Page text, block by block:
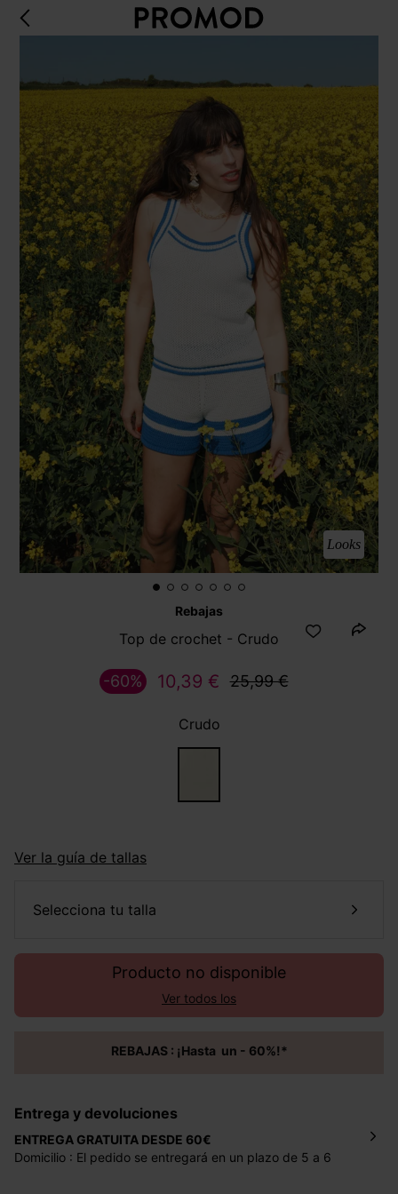
Looks
Rebajas
Top de crochet - Crudo
10,39 € 25,99 €
-60%
Crudo
Ver la guía de tallas
selecciona tu talla
Producto no disponible
Ver todos los
REBAJAS : ¡Hasta un - 60%!*
Entrega y devoluciones
ENTREGA GRATUITA DESDE 60€
Domicilio : El pedido se entregará en un plazo de 5 a 6